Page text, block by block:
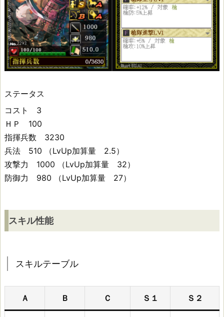
本
多
重
次
ス
キ
ル
性
能
ス
キ
テ
ステータス
コスト 3
ＨＰ 100
指揮兵数 3230
兵法 510 （LvUp加算量 2.5）
攻撃力 1000 （LvUp加算量 32）
防御力 980 （LvUp加算量 27）
スキル性能
スキルテーブル
Ａ Ｂ Ｃ Ｓ１ Ｓ２